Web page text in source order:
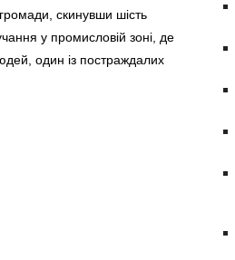
скинувши шість
у промисловій зоні, де
один із постраждалих